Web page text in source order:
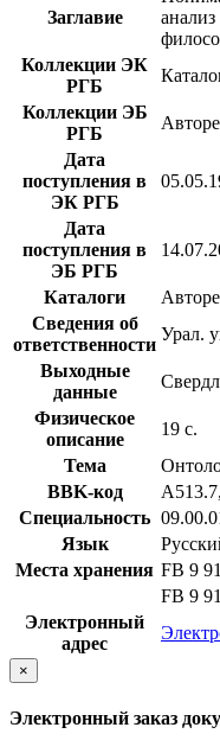
Заглавие
анализ
Коллекции ЭК
РГБ
Коллекции ЭБ
РГБ
Дата
поступления в
ЭК РГБ
Дата
поступления в
ЭБ РГБ
Каталоги
Сведения об
ответственности
Урал.
Выходные
данные
Физическое
описание
19 с.
Тема
BBK-код
Специальность
Язык
Места хранения FB 9
FB 9
Электронный
адрес
×
Электронный заказ